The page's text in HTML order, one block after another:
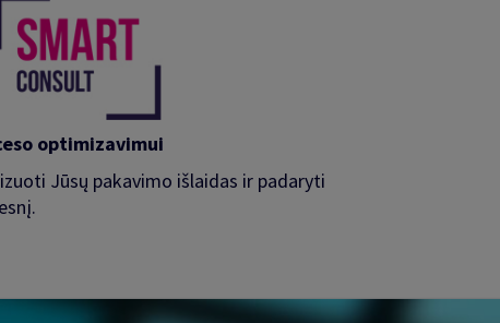
optimizavimui
Jūsų pakavimo išlaidas ir padaryti